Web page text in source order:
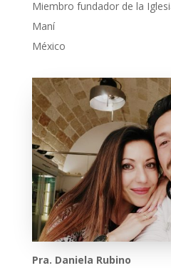
Miembro fundador de la
Maní
México
Pra. Daniela Rubino